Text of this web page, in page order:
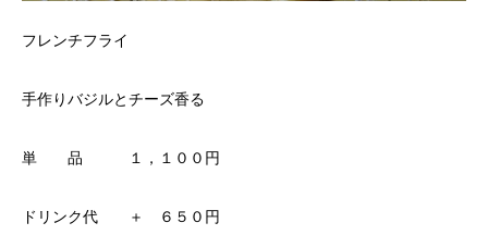
フレンチフライ
手作りバジルとチーズ香る
単 品 １，１００円
ドリンク代 ＋ ６５０円